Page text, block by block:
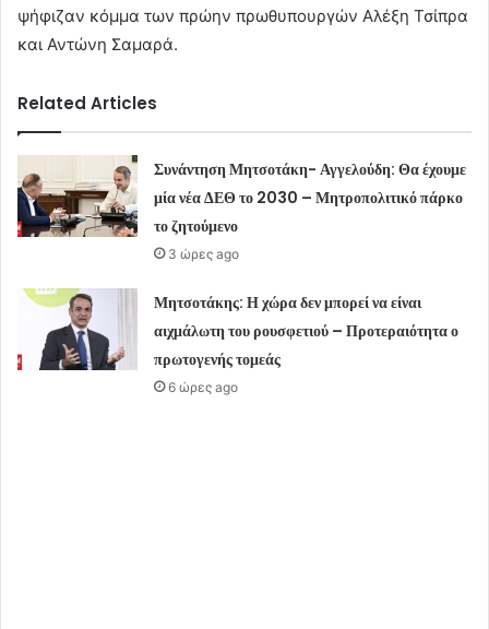
ψήφιζαν κόμμα των πρώην πρωθυπουργών Αλέξη Τσίπρα
και Αντώνη Σαμαρά.
Related Articles
Συνάντηση Μητσοτάκη- Αγγελούδη: Θα έχουμε
μία νέα ΔΕΘ το 2030 – Μητροπολιτικό πάρκο
το ζητούμενο
3 ώρες ago
Μητσοτάκης: Η χώρα δεν μπορεί να είναι
αιχμάλωτη του ρουσφετιού – Προτεραιότητα ο
πρωτογενής τομεάς
6 ώρες ago